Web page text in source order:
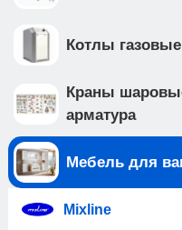
Котлы
Краны
арматура
Мебель для
Mixline